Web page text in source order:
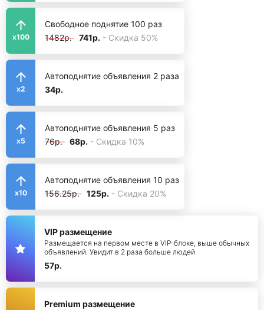
x100
Свободное поднятие 100 раз
1482р. 741р. - Скидка 50%
x2
Автоподнятие объявления 2 раза
34р.
x5
Автоподнятие объявления 5 раз
76р. 68р. - Скидка 10%
x10
Автоподнятие объявления 10 раз
156.25р. 125р. - Скидка 20%
VIP размещение
Размещается на первом месте в VIP-блоке, выше обычных
объявлений. Увидит в 2 раза больше людей
57р.
Premium размещение